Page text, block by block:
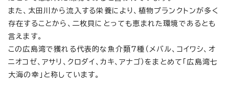
また、太田川から流入する栄養により、植物プランクトンが多く
存在することから、二枚貝にとっても恵まれた環境であるとも
言えます。
この広島湾で獲れる代表的な魚介類7種（メバル、コイワシ、オ
ニオコゼ、アサリ、クロダイ、カキ、アナゴ）をまとめて「広島湾七
大海の幸」と称しています。